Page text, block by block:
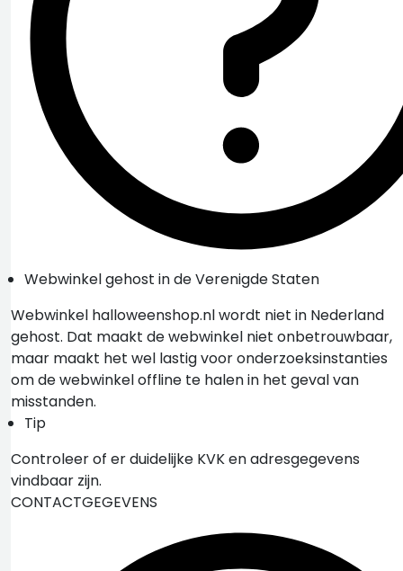
Webwinkel gehost in de Verenigde Staten
Webwinkel halloweenshop.nl wordt niet in Nederland
gehost. Dat maakt de webwinkel niet onbetrouwbaar,
maar maakt het wel lastig voor onderzoeksinstanties
om de webwinkel offline te halen in het geval van
misstanden.
Tip
Controleer of er duidelijke KVK en adresgegevens
vindbaar zijn.
CONTACTGEGEVENS